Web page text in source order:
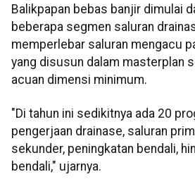
Balikpapan bebas banjir dimulai
beberapa segmen saluran
memperlebar saluran mengacu
yang disusun dalam masterplan
acuan dimensi minimum.
"Di tahun ini sedikitnya ada 20
pengerjaan drainase, saluran
sekunder, peningkatan bendali,
bendali," ujarnya.